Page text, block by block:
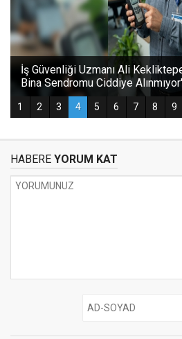
HABERE YORUM KAT